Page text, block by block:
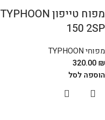
מפוח טייפון TYPHOON
150 2SP
מפוחי TYPHOON
320.00 ₪
הוספה לסל